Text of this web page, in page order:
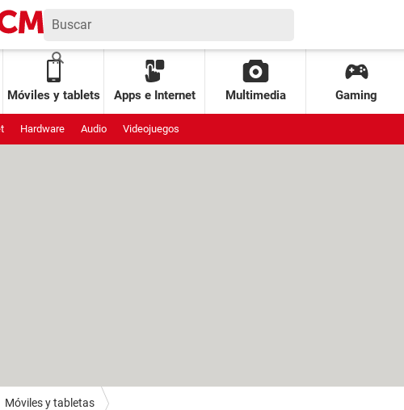
Móviles y tablets Apps e Internet Multimedia Gaming
Hardware Audio Videojuegos
Móviles y tabletas